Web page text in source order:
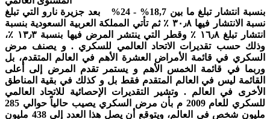
بنسبة انتشار تبلغ ما بين 18,7% - 24% بعد جزيرة نارو التي تبلغ
نسبة الانتشار فيها ٣٠٫٨ ٪ ثم تأتي المملكة العربية السعودية بنسبة
انتشار تبلغ ١٦٫٨ ٪ وقطر التي ينتشر المرض فيها بنسبة ١٣٫٣ ٪،
وذلك حسب تقديرات الاتحاد العالمي للسكري . و يصنف مرض
السكري في قائمة الأمراض العشرة الأهم في العالم المتقدم، بل
وربما في قائمة الخمس الأهم و يستمر تقدم المرض إلى أعلى
القائمة ليس في العالم المتقدم فقط بل و كذلك في بقية المناطق
الأخرى في العالم . وتشير التقديرات الإحصائية للاتحاد العالمي
للسكري للعام 2009 م بأن مرض السكري يصيب حالياً حوالي 285
مليون شخص في العالم، ويتوقع أن يصل هذا العدد إلى 438 مليون